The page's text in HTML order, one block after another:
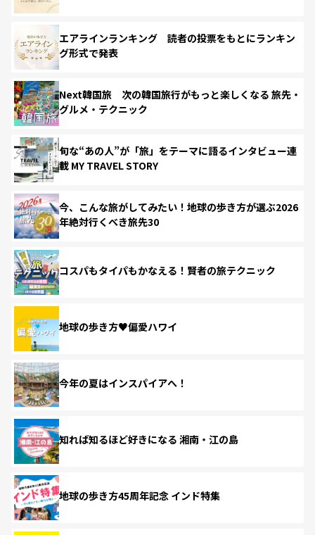
エアラインランキング 読者の投票をもとにランキン
グ形式で発表
Next韓国旅 次の韓国旅行がもっと楽しくなる 旅先・
グルメ・テクニック
旬な“あの人”が「旅」をテーマに語るインタビュー連
載 MY TRAVEL STORY
今、こんな旅がしてみたい！地球の歩き方が選ぶ2026
年絶対行くべき旅先30
コスパもタイパもかなえる！賢者の旅テクニック
地球の歩き方♥偏愛ハワイ
今年の夏はインスパイアへ！
知れば知るほど好きになる 湘南・江の島
地球の歩き方45周年記念 インド特集